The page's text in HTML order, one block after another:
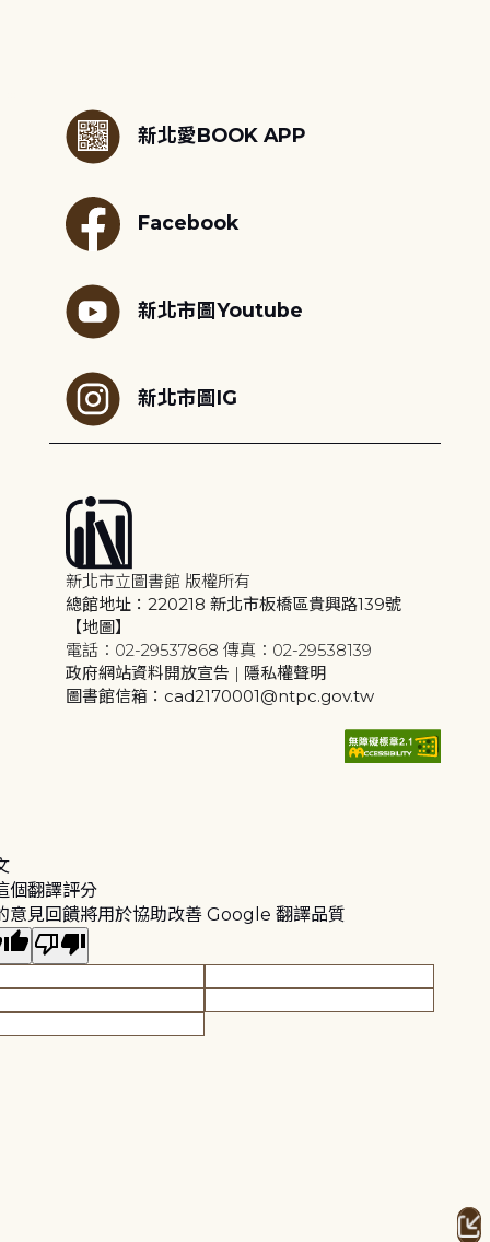
新北愛BOOK APP
Facebook
新北市圖Youtube
新北市圖IG
新北市立圖書館 版權所有
總館地址：220218 新北市板橋區貴興路139號
【地圖】
電話：02-29537868 傳真：02-29538139
政府網站資料開放宣告 | 隱私權聲明
圖書館信箱：cad2170001@ntpc.gov.tw
個翻譯評分
意見回饋將用於協助改善 Google 翻譯品質